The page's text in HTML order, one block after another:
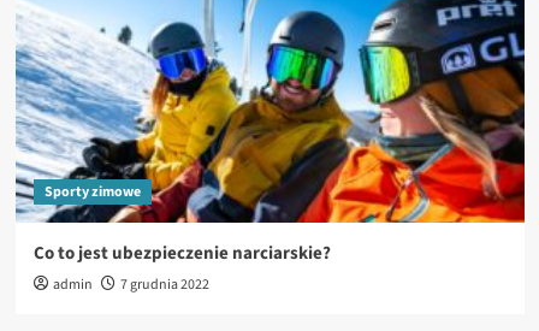
Sporty zimowe
Co to jest ubezpieczenie narciarskie?
admin 7 grudnia 2022